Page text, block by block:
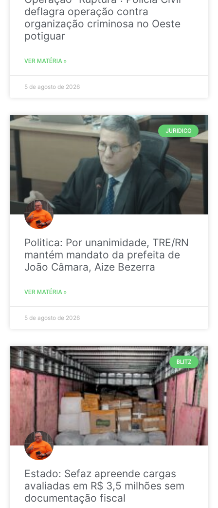
deflagra operação contra
organização criminosa no Oeste
potiguar
VER MATÉRIA »
5 de agosto de 2026
JURIDICO
Politica: Por unanimidade, TRE/RN
mantém mandato da prefeita de
João Câmara, Aize Bezerra
VER MATÉRIA »
5 de agosto de 2026
BLITZ
Estado: Sefaz apreende cargas
avaliadas em R$ 3,5 milhões sem
documentação fiscal